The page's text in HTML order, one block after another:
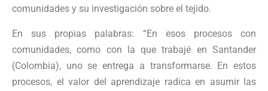
comunidades y su investigación sobre el tejido.
En sus propias palabras: “En esos procesos con
comunidades, como con la que trabajé en Santander
(Colombia), uno se entrega a transformarse. En estos
procesos, el valor del aprendizaje radica en asumir las